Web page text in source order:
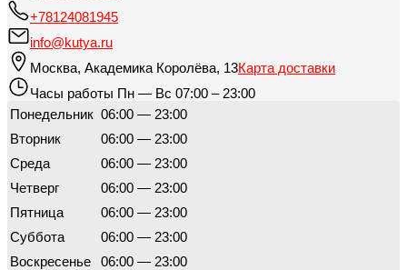
+78124081945
info@kutya.ru
Москва, Академика Королёва, 13Карта доставки
Часы работы Пн — Вс 07:00 – 23:00
Понедельник 06:00 — 23:00
Вторник
06:00 — 23:00
Среда
06:00 — 23:00
Четверг
06:00 — 23:00
Пятница
06:00 — 23:00
Суббота
06:00 — 23:00
Воскресенье
06:00 — 23:00